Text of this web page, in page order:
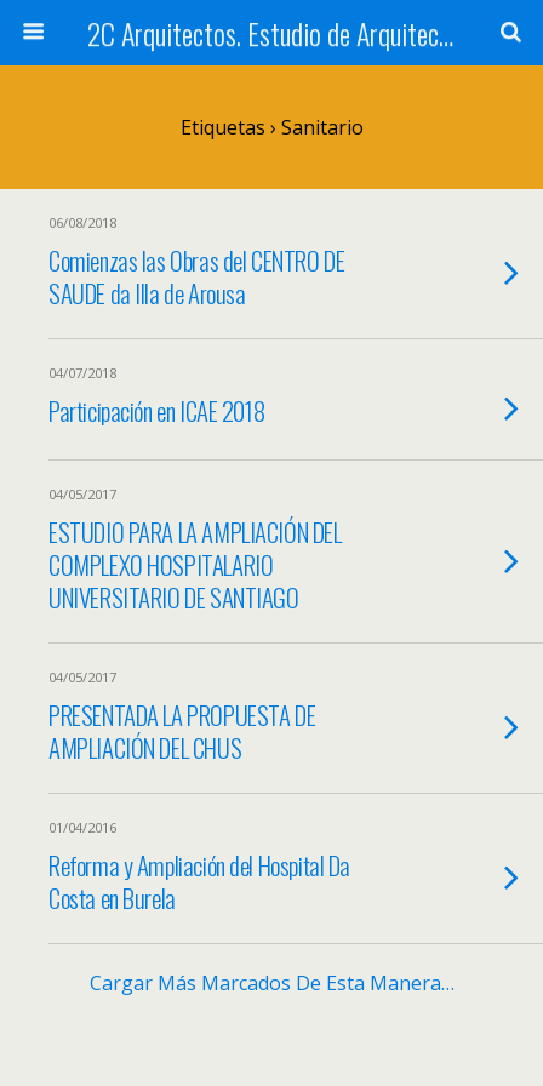
2C Arquitectos. Estudio de Arquitectura en Santiago de Compostela
Etiquetas › Sanitario
06/08/2018
Comienzas las Obras del CENTRO DE
SAUDE da Illa de Arousa
04/07/2018
Participación en ICAE 2018
04/05/2017
ESTUDIO PARA LA AMPLIACIÓN DEL
COMPLEXO HOSPITALARIO
UNIVERSITARIO DE SANTIAGO
04/05/2017
PRESENTADA LA PROPUESTA DE
AMPLIACIÓN DEL CHUS
01/04/2016
Reforma y Ampliación del Hospital Da
Costa en Burela
Cargar Más Marcados De Esta Manera…